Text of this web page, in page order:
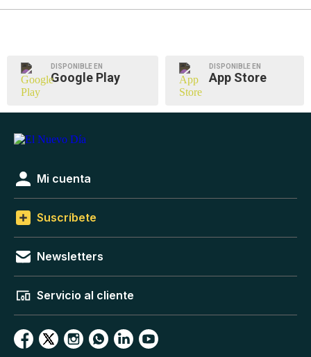
DISPONIBLE EN
Google Play
DISPONIBLE EN
App Store
Mi cuenta
Suscríbete
Newsletters
Servicio al cliente